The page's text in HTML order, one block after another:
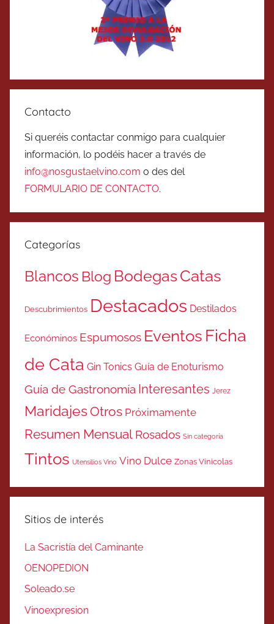
Contacto
Si queréis contactar conmigo para cualquier
información, lo podéis hacer a través de
info@nosgustaelvino.com o des del
FORMULARIO DE CONTACTO.
Categorías
Blancos Blog BodegasCatas
Descubrimientos Destacados Destilados
Económinos Espumosos Eventos Ficha
de Cata Gin Tonics Guía de Enoturismo
Guía de Gastronomía Interesantes Jerez
MaridajesOtros Próximamente
Resumen Mensual Rosados Sin categoría
Tintos Utensilios Vino Vino Dulce Zonas Vinicolas
Sitios de interés
La Sacristía del Caminante
OENOPEDION
Soleado.se
Vinoexpresion